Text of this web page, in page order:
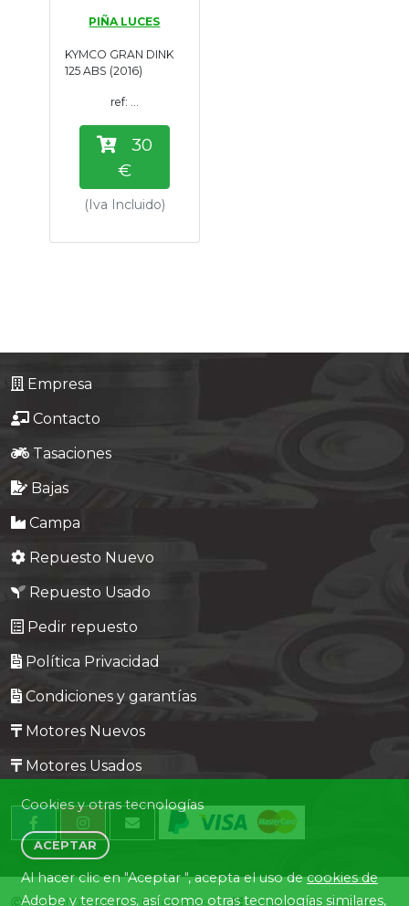
PIÑA LUCES
KYMCO GRAN DINK
125 ABS (2016)
ref: ...
30
€
(Iva Incluido)
Empresa
Contacto
Tasaciones
Bajas
Campa
Repuesto Nuevo
Repuesto Usado
Pedir repuesto
Política Privacidad
Condiciones y garantías
Motores Nuevos
Motores Usados
Central Desguaces Europiezas Desguace ID. 1505-19
Cookies y otras tecnologías
ACEPTAR
Al hacer clic en "Aceptar ", acepta el uso decookies de
Adobe y terceros, así como otras tecnologías similares,